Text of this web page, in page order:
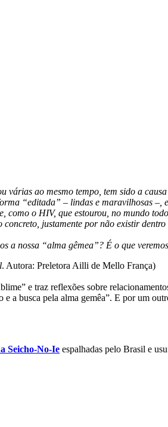
ao mesmo tempo, tem sido a
“editada” – lindas e maravilhosas
como o HIV, que estourou, no mundo
justamente por não existir
a nossa “alma gêmea”? É o que
. Autora: Preletora Ailli de Mello França)
e traz reflexões sobre
a busca pela alma gemêa”. E por um
Seicho-No-Ie espalhadas pelo Brasil e